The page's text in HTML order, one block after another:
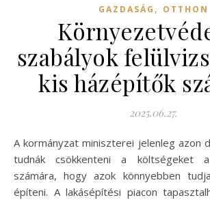
GAZDASÁG , OTTHON
szabályok
kis házépítők
2025.06.27.
A kormányzat miniszterei jelenleg azon dolgoznak, hogyan
tudnák csökkenteni a költségeket a
számára, hogy azok könnyebben
építeni. A lakásépítési piacon